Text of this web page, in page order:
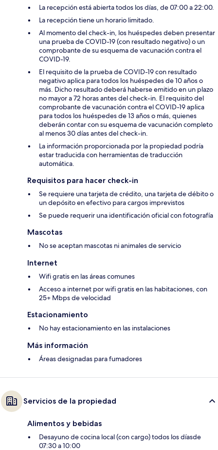
La recepción está abierta todos los días, de 07:00 a 22:00.
La recepción tiene un horario limitado.
Al momento del check-in, los huéspedes deben presentar
una prueba de COVID-19 (con resultado negativo) o un
comprobante de su esquema de vacunación contra el
COVID-19.
El requisito de la prueba de COVID-19 con resultado
negativo aplica para todos los huéspedes de 10 años o
más. Dicho resultado deberá haberse emitido en un plazo
no mayor a 72 horas antes del check-in. El requisito del
comprobante de vacunación contra el COVID-19 aplica
para todos los huéspedes de 13 años o más, quienes
deberán contar con su esquema de vacunación completo
al menos 30 días antes del check-in.
La información proporcionada por la propiedad podría
estar traducida con herramientas de traducción
automática.
Requisitos para hacer check-in
Se requiere una tarjeta de crédito, una tarjeta de débito o
un depósito en efectivo para cargos imprevistos
Se puede requerir una identificación oficial con fotografía
Mascotas
No se aceptan mascotas ni animales de servicio
Internet
Wifi gratis en las áreas comunes
Acceso a internet por wifi gratis en las habitaciones, con
25+ Mbps de velocidad
Estacionamiento
No hay estacionamiento en las instalaciones
Más información
Áreas designadas para fumadores
Servicios de la propiedad
Alimentos y bebidas
Desayuno de cocina local (con cargo) todos los díasde
07:30 a 10:00